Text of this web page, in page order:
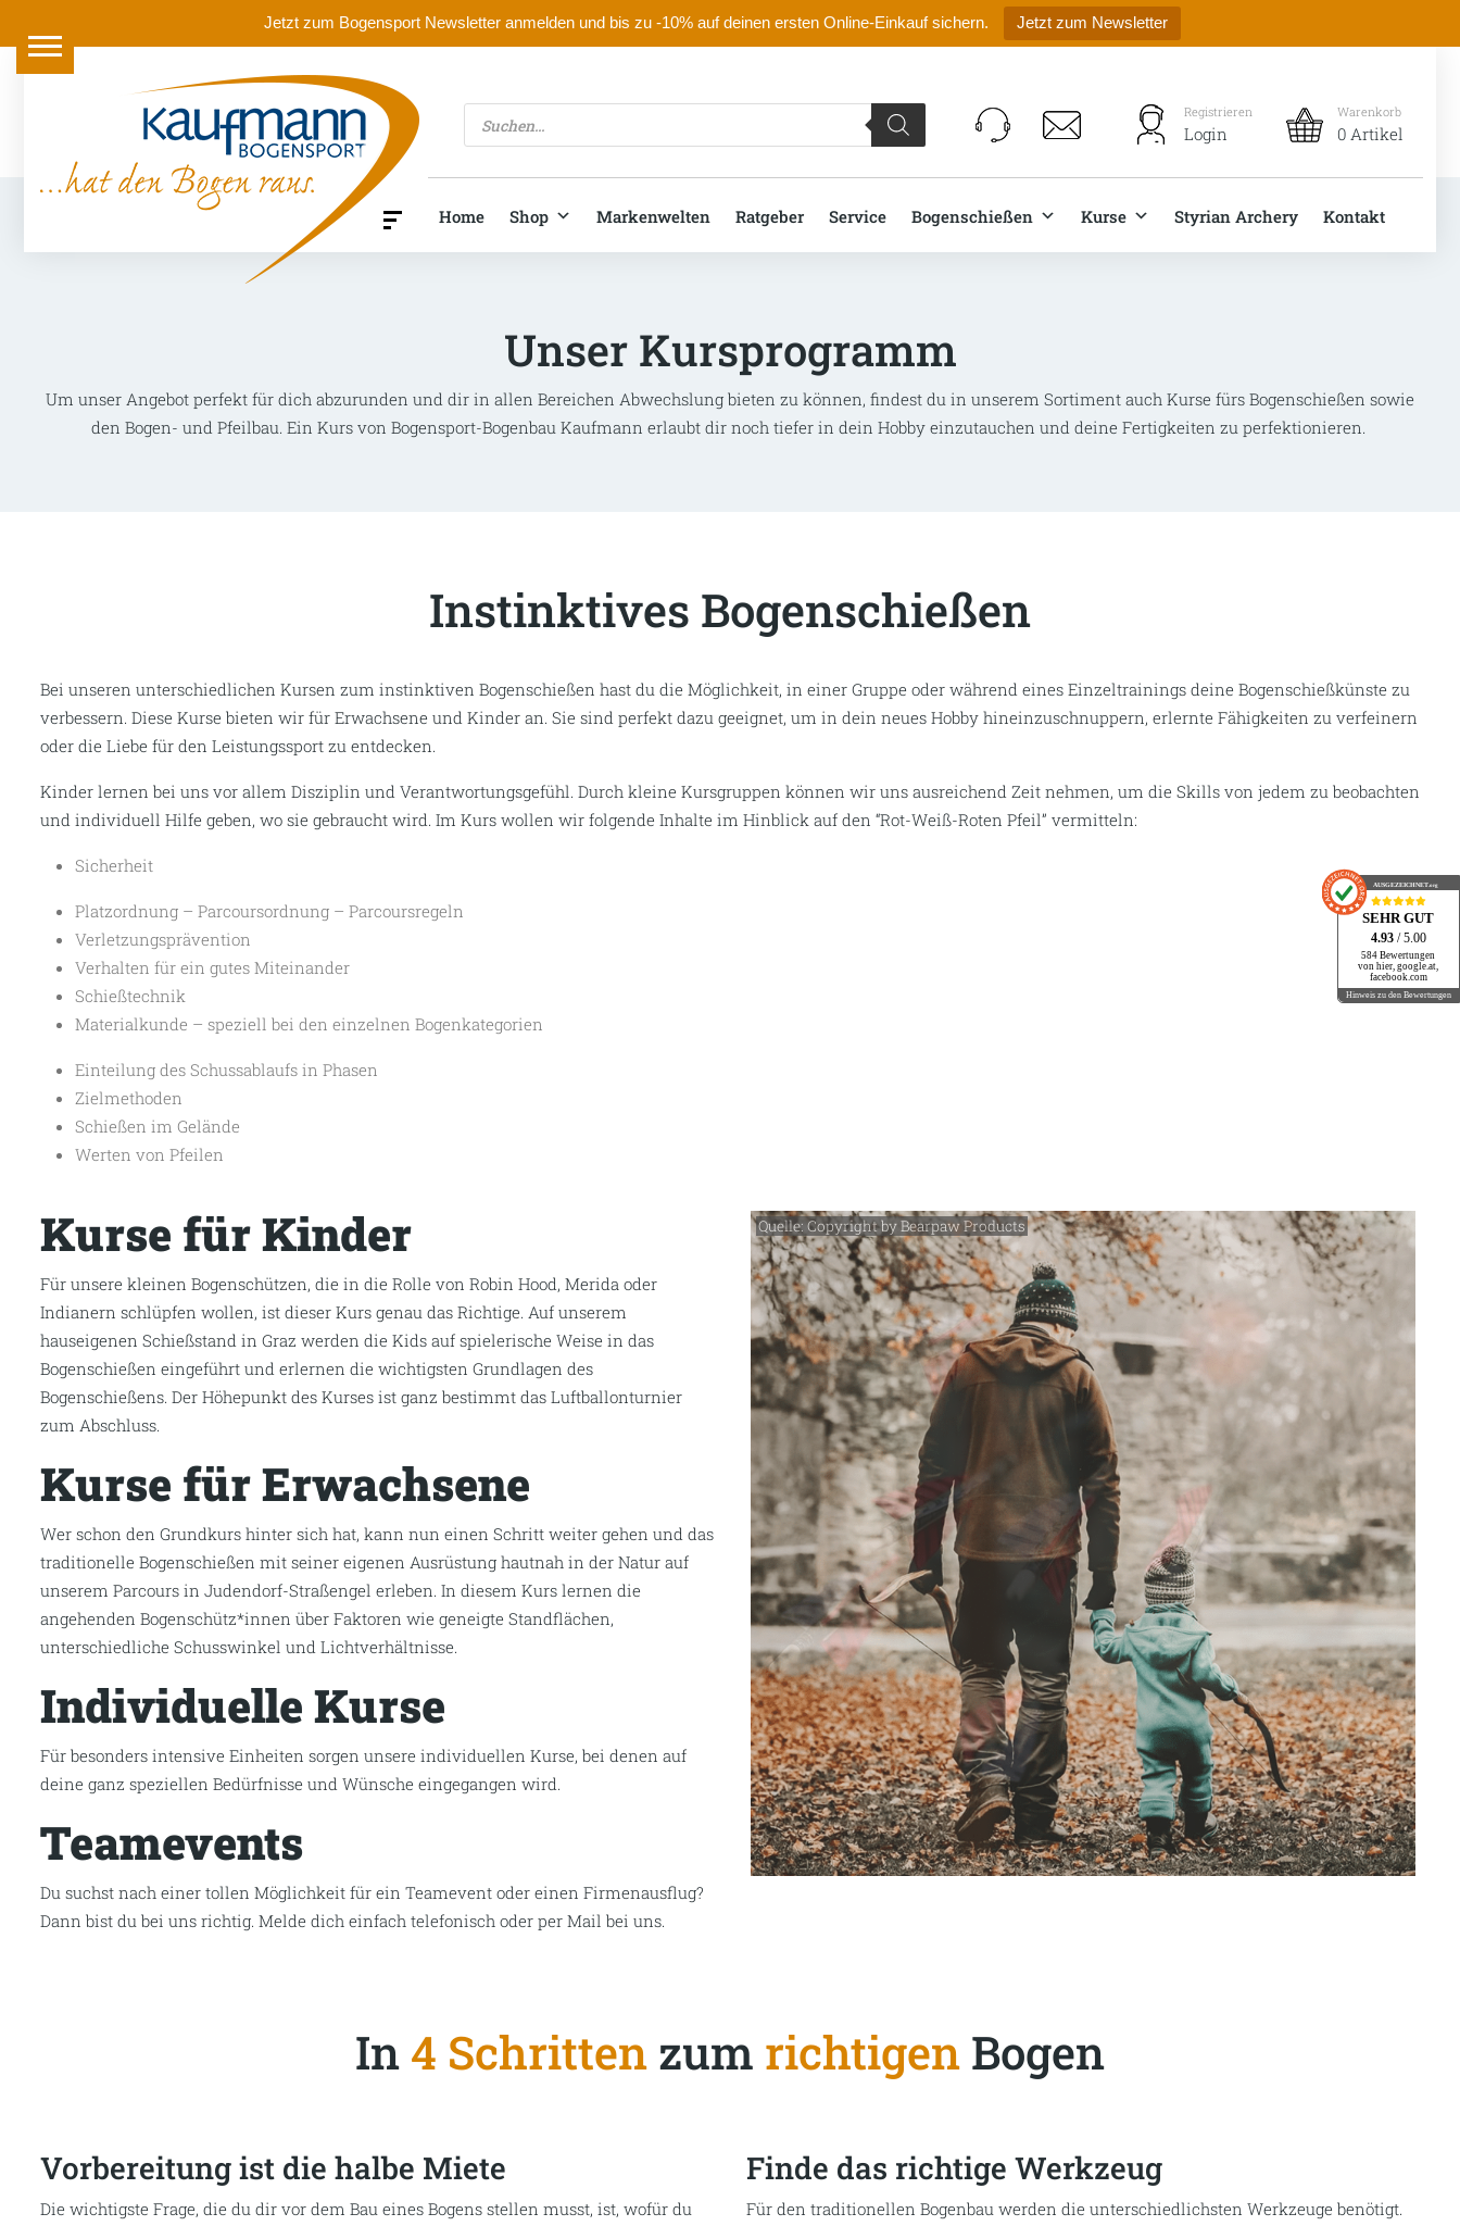
Jetzt zum Bogensport Newsletter anmelden und bis zu -10% auf deinen ersten Online-Einkauf sichern. Jetzt zum Newsletter
Products
search
Registrieren
Login
Warenkorb
0 Artikel
Home Shop Markenwelten Ratgeber Service Bogenschießen Kurse Styrian Archery Kontakt
Unser Kursprogramm
Um unser Angebot perfekt für dich abzurunden und dir in allen Bereichen Abwechslung bieten zu können, findest du in unserem Sortiment auch Kurse fürs Bogenschießen sowie
den Bogen- und Pfeilbau. Ein Kurs von Bogensport-Bogenbau Kaufmann erlaubt dir noch tiefer in dein Hobby einzutauchen und deine Fertigkeiten zu perfektionieren.
Instinktives Bogenschießen
Bei unseren unterschiedlichen Kursen zum instinktiven Bogenschießen hast du die Möglichkeit, in einer Gruppe oder während eines Einzeltrainings deine Bogenschießkünste zu
verbessern. Diese Kurse bieten wir für Erwachsene und Kinder an. Sie sind perfekt dazu geeignet, um in dein neues Hobby hineinzuschnuppern, erlernte Fähigkeiten zu verfeinern
oder die Liebe für den Leistungssport zu entdecken.
Kinder lernen bei uns vor allem Disziplin und Verantwortungsgefühl. Durch kleine Kursgruppen können wir uns ausreichend Zeit nehmen, um die Skills von jedem zu beobachten
und individuell Hilfe geben, wo sie gebraucht wird. Im Kurs wollen wir folgende Inhalte im Hinblick auf den “Rot-Weiß-Roten Pfeil” vermitteln:
Sicherheit
Platzordnung – Parcoursordnung – Parcoursregeln
Verletzungsprävention
Verhalten für ein gutes Miteinander
Schießtechnik
Materialkunde – speziell bei den einzelnen Bogenkategorien
Einteilung des Schussablaufs in Phasen
Zielmethoden
Schießen im Gelände
Werten von Pfeilen
Kurse für Kinder
Für unsere kleinen Bogenschützen, die in die Rolle von Robin Hood, Merida oder
Indianern schlüpfen wollen, ist dieser Kurs genau das Richtige. Auf unserem
hauseigenen Schießstand in Graz werden die Kids auf spielerische Weise in das
Bogenschießen eingeführt und erlernen die wichtigsten Grundlagen des
Bogenschießens. Der Höhepunkt des Kurses ist ganz bestimmt das Luftballonturnier
zum Abschluss.
Kurse für Erwachsene
Wer schon den Grundkurs hinter sich hat, kann nun einen Schritt weiter gehen und das
traditionelle Bogenschießen mit seiner eigenen Ausrüstung hautnah in der Natur auf
unserem Parcours in Judendorf-Straßengel erleben. In diesem Kurs lernen die
angehenden Bogenschütz*innen über Faktoren wie geneigte Standflächen,
unterschiedliche Schusswinkel und Lichtverhältnisse.
Individuelle Kurse
Für besonders intensive Einheiten sorgen unsere individuellen Kurse, bei denen auf
deine ganz speziellen Bedürfnisse und Wünsche eingegangen wird.
Teamevents
Du suchst nach einer tollen Möglichkeit für ein Teamevent oder einen Firmenausflug?
Dann bist du bei uns richtig. Melde dich einfach telefonisch oder per Mail bei uns.
Quelle: Copyright by Bearpaw Products
AUSGEZEICHNET.org
SEHR GUT
4.93 / 5.00
584 Bewertungen
von hier, google.at,
facebook.com
Hinweis zu den Bewertungen